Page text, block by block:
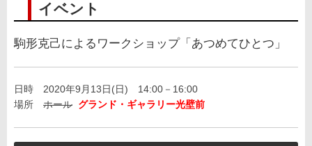
イベント
駒形克己によるワークショップ「あつめてひとつ」
日時 2020年9月13日(日) 14:00－16:00
場所 ホール グランド・ギャラリー光壁前